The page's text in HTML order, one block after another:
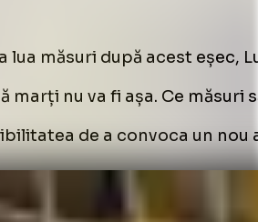
lua măsuri după acest eșec,
marți nu va fi așa. Ce
de a convoca un nou